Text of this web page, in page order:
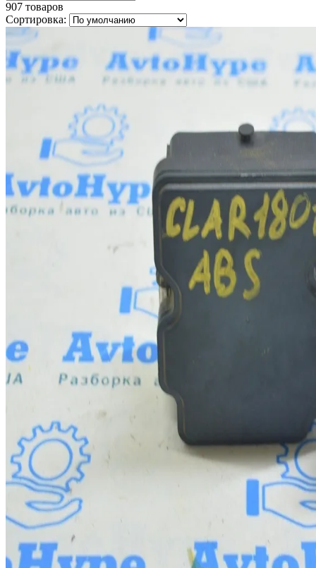
907 товаров
Сортировка: